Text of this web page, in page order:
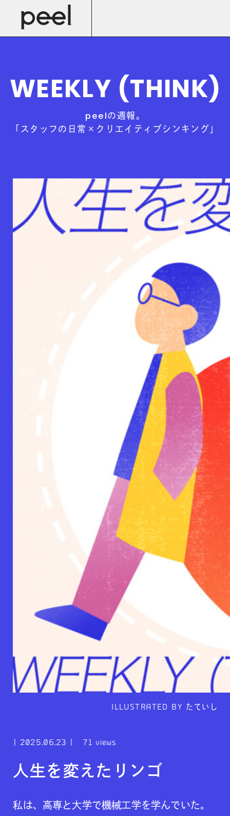
WEEKLY (THINK)
peel の週報。
スタッフの日常×クリエイティブシンキング 」
ILLUSTRATED BY たていし
2025.06.23 71 views
人生を変えたリンゴ
私は、高専と大学で機械工学を学んでいた。